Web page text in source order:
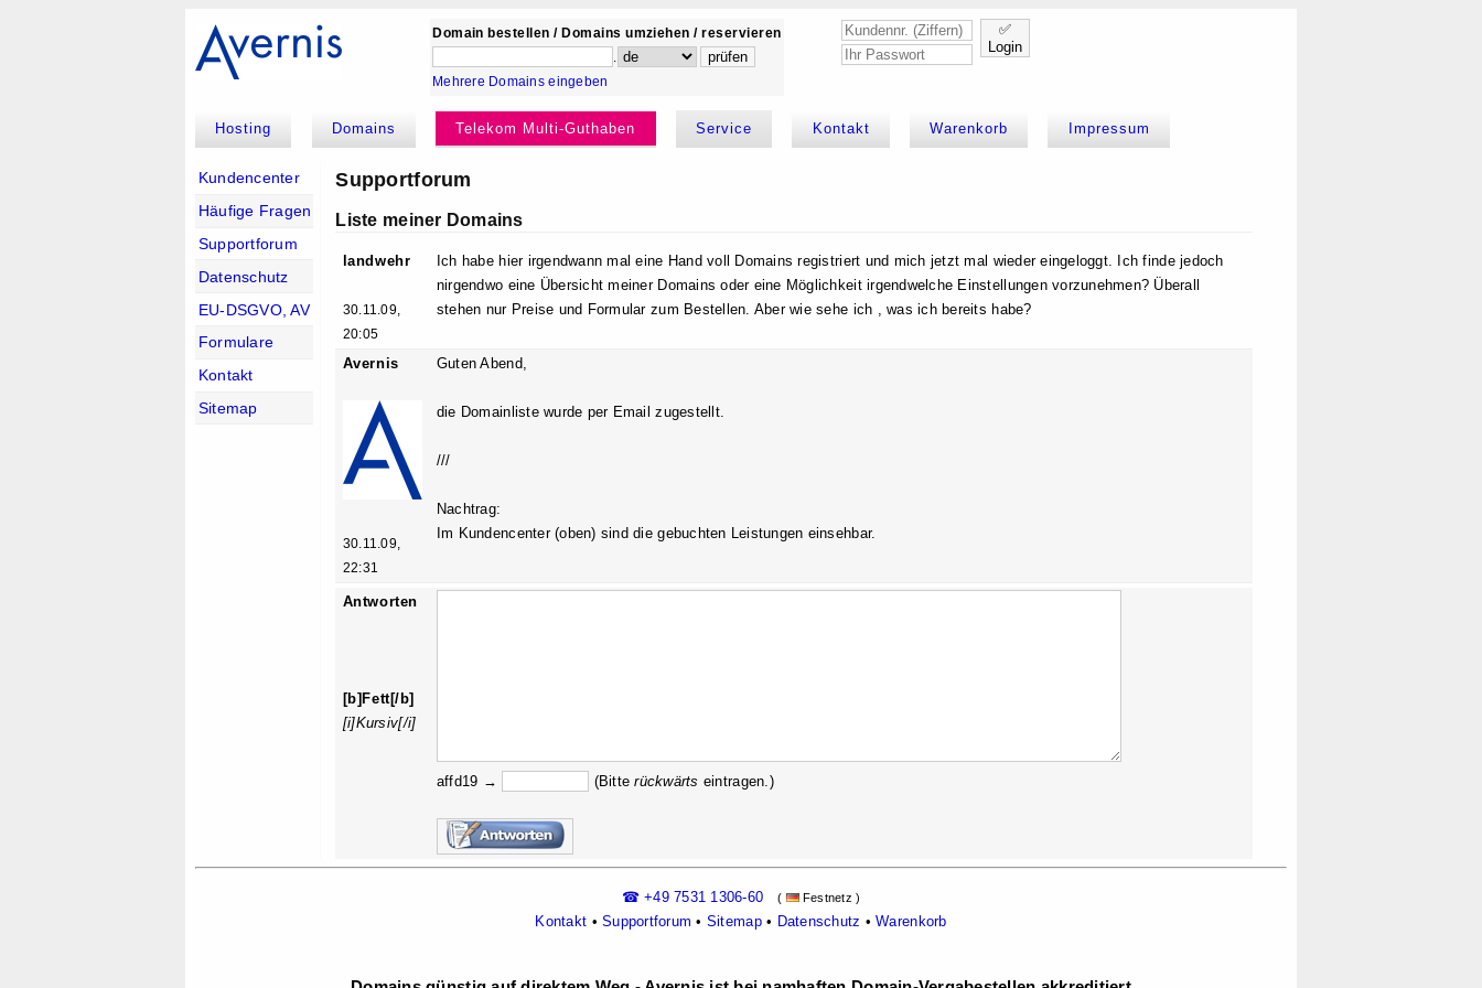
Domain bestellen / Domains umziehen / reservieren
.
Mehrere Domains eingeben
✅
Login
Hosting Domains Telekom Multi-Guthaben Service Kontakt Warenkorb Impressum
Kundencenter
Häufige Fragen
Supportforum
Datenschutz
EU-DSGVO, AV
Formulare
Kontakt
Sitemap
Supportforum
Liste meiner Domains
landwehr
30.11.09,
20:05
Ich habe hier irgendwann mal eine Hand voll Domains registriert und mich jetzt mal wieder eingeloggt. Ich finde jedoch
nirgendwo eine Übersicht meiner Domains oder eine Möglichkeit irgendwelche Einstellungen vorzunehmen? Überall
stehen nur Preise und Formular zum Bestellen. Aber wie sehe ich , was ich bereits habe?
Avernis
30.11.09,
22:31
Guten Abend,
die Domainliste wurde per Email zugestellt.
///
Nachtrag:
Im Kundencenter (oben) sind die gebuchten Leistungen einsehbar.
Antworten
[b]Fett[/b]
[i]Kursiv[/i]
affd19 → (Bitterückwärts eintragen.)
☎ +49 7531 1306-60 ( Festnetz )
Kontakt •Supportforum • Sitemap• Datenschutz •Warenkorb